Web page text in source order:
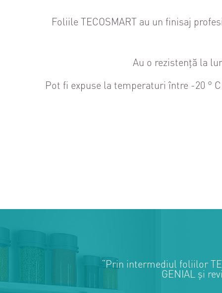
Foliile TECOSMART au un finisaj
Au o rezistență la
Pot fi expuse la temperaturi între -20 °
“Prin intermediul foliilor
GENIAL și